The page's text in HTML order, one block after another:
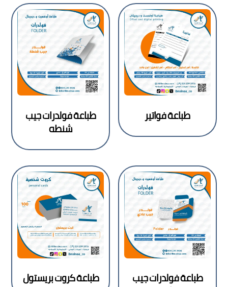
طباعة فواتير طباعة فولدرات جيب
شنطه
طباعة فولدرات جيب طباعة كروت بريستول